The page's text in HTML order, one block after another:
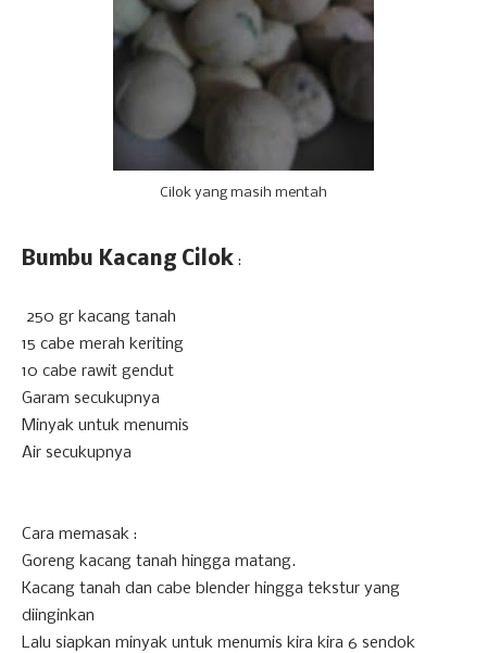
Cilok yang masih mentah
Bumbu Kacang Cilok :
250 gr kacang tanah
15 cabe merah keriting
10 cabe rawit gendut
Garam secukupnya
Minyak untuk menumis
Air secukupnya
Cara memasak :
Goreng kacang tanah hingga matang.
Kacang tanah dan cabe blender hingga tekstur yang
diinginkan
Lalu siapkan minyak untuk menumis kira kira 6 sendok